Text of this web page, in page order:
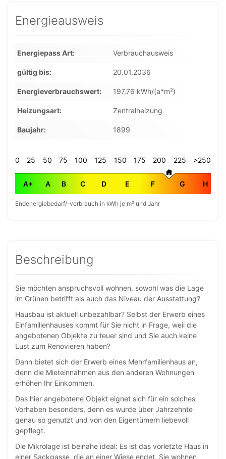
Energieausweis
Energiepass Art Verbrauchausweis
gültig bis 20.01.2036
Energieverbrauchswert 197,76 kWh/(a*m²)
Heizungsart Zentralheizung
Baujahr 1899
0 25 50 75 100 125 150 175 200 225 >250
A+ A B C D E F G H
Endenergiebedarf/-verbrauch in kWh je m² und Jahr
Beschreibung
Sie möchten anspruchsvoll wohnen, sowohl was die Lage
im Grünen betrifft als auch das Niveau der Ausstattung?
Hausbau ist aktuell unbezahlbar? Selbst der Erwerb eines
Einfamilienhauses kommt für Sie nicht in Frage, weil die
angebotenen Objekte zu teuer sind und Sie auch keine
Lust zum Renovieren haben?
Dann bietet sich der Erwerb eines Mehrfamilienhaus an,
denn die Mieteinnahmen aus den anderen Wohnungen
erhöhen Ihr Einkommen.
Das hier angebotene Objekt eignet sich für ein solches
Vorhaben besonders, denn es wurde über Jahrzehnte
genau so genutzt und von den Eigentümern liebevoll
gepflegt.
Die Mikrolage ist beinahe ideal: Es ist das vorletzte Haus in
einer Sackgasse, die an einer Wiese endet. Sie wohnen